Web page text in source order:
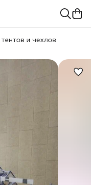
и чехлов